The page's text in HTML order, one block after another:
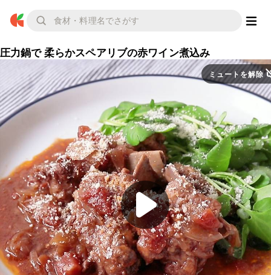
圧力鍋で 柔らかスペアリブの赤ワイン煮込み
ミュートを解除